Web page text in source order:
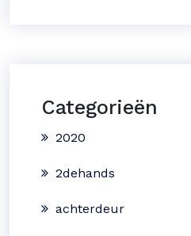
Categorieën
2020
2dehands
achterdeur